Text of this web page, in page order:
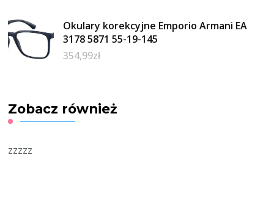
Okulary korekcyjne Emporio Armani EA
3178 5871 55-19-145
354,99zł
Zobacz również
zzzzz